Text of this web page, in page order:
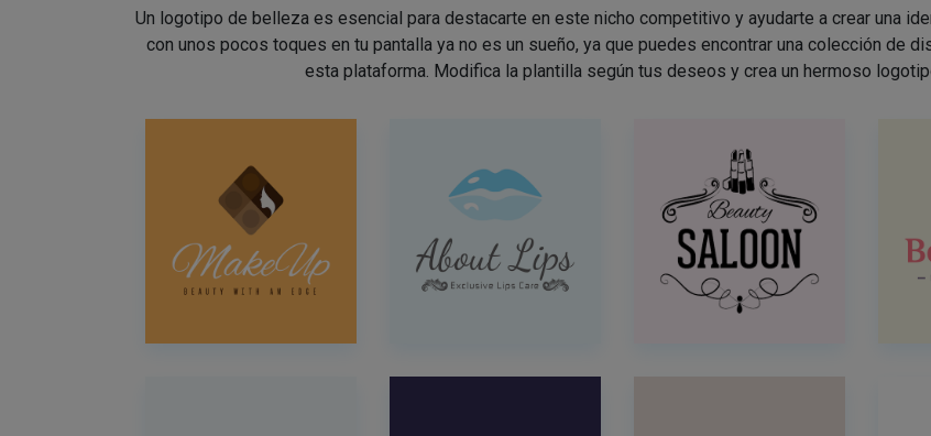
Un logotipo de belleza es esencial para destacarte en este nicho competitivo y ayudarte a crear una
con unos pocos toques en tu pantalla ya no es un sueño, ya que puedes encontrar una colección de
esta plataforma. Modifica la plantilla según tus deseos y crea un hermoso